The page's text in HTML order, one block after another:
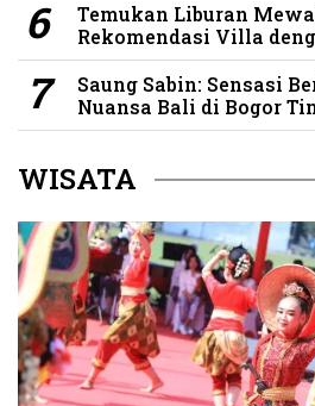
Temukan Liburan
Rekomendasi Villa
Saung Sabin: Sensasi
Nuansa Bali di Bogor
WISATA